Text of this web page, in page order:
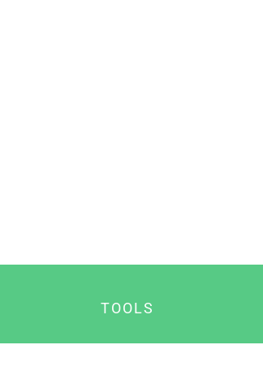
TOOLS